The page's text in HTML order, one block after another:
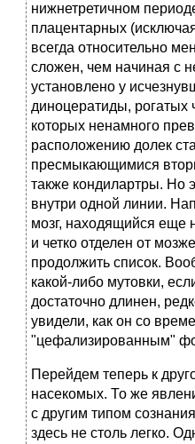
нижнетретичном
плацентарных
всегда относительно
сложен, чем начиная с
установлено у
диноцератиды, рогатых
которых ненамного
расположению долек
пресмыкающимися
также кондилартры. Но
внутри одной линии.
мозг, находящийся еще
и четко отделен от
продолжить список.
какой-либо мутовки,
достаточно длинен,
увидели, как он со
"цефализированным"
Перейдем теперь к
насекомых. То же
с другим типом
здесь не столь легко.